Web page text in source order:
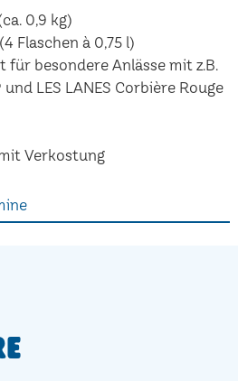
0,9 kg)
Flaschen à 0,75 l)
für besondere Anlässe mit z.B.
LES LANES Corbière Rouge
Verkostung